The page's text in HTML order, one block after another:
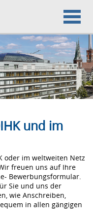
und im
oder im weltweiten Netz
freuen uns auf Ihre
Bewerbungsformular.
Sie und uns der
wie Anschreiben,
in allen gängigen